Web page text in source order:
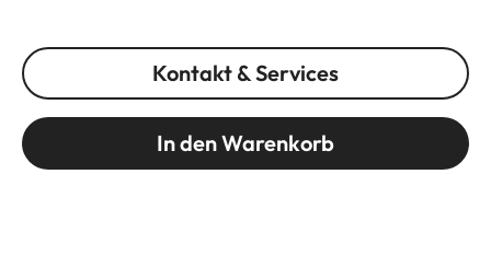
Kontakt & Services
In den Warenkorb